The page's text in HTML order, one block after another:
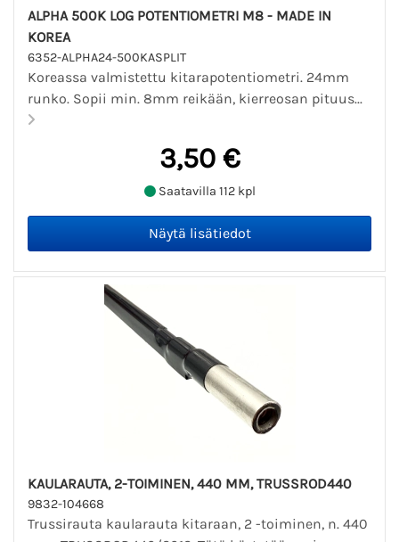
ALPHA 500K LOG POTENTIOMETRI M8 - MADE IN
KOREA
6352-ALPHA24-500KASPLIT
Koreassa valmistettu kitarapotentiometri. 24mm
runko. Sopii min. 8mm reikään, kierreosan pituus...
3,50 €
Saatavilla 112 kpl
KAULARAUTA, 2-TOIMINEN, 440 MM, TRUSSROD440
9832-104668
Trussirauta kaularauta kitaraan, 2 -toiminen, n. 440